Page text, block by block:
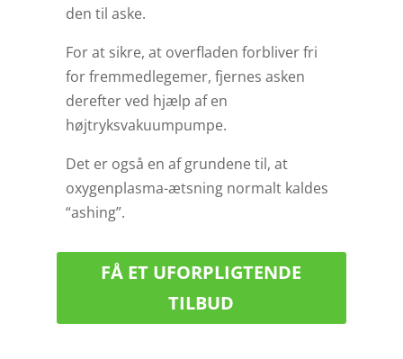
den til aske.
For at sikre, at overfladen forbliver fri
for fremmedlegemer, fjernes asken
derefter ved hjælp af en
højtryksvakuumpumpe.
Det er også en af grundene til, at
oxygenplasma-ætsning normalt kaldes
“ashing”.
FÅ ET UFORPLIGTENDE
TILBUD